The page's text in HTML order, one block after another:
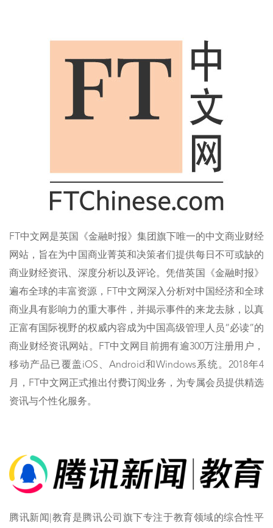
FT中文网是英国《金融时报》集团旗下唯一的中文商业财经
网站，旨在为中国商业菁英和决策者们提供每日不可或缺的
商业财经资讯、深度分析以及评论。凭借英国《金融时报》
遍布全球的丰富资源，FT中文网深入分析对中国经济和全球
商业具有影响力的重大事件，并揭示事件的来龙去脉，以真
正富有国际视野的权威内容成为中国高级管理人员“必读”的
商业财经资讯网站。FT中文网目前拥有逾300万注册用户，
移动产品已覆盖iOS、Android和Windows系统。2018年4
月，FT中文网正式推出付费订阅业务，为专属会员提供精选
资讯与个性化服务。
腾讯新闻|教育是腾讯公司旗下专注于教育领域的综合性平